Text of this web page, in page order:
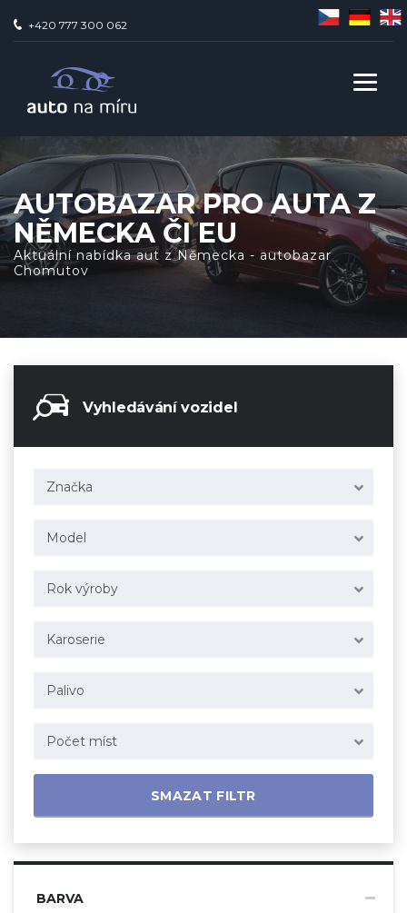
+420 777 300 062
AUTOBAZAR PRO AUTA Z
NĚMECKA ČI EU
Aktuální nabídka aut z Německa - autobazar
Chomutov
Vyhledávání vozidel
Značka
Model
Rok výroby
Karoserie
Palivo
Počet míst
SMAZAT FILTR
BARVA